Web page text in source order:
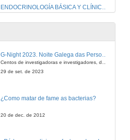
ENDOCRINOLOGÍA BÁSICA Y CLÍNICA: Fisiología del tiroides II
9 de dec. de 2024
G-Night 2023. Noite Galega das Persoas Investigadoras. Conciencias creativas
29 de set. de 2023
¿Como matar de fame as bacterias?
20 de dec. de 2012